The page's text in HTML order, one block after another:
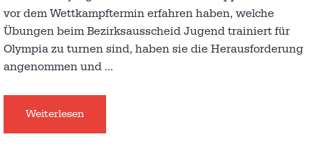
vor dem Wettkampftermin erfahren haben, welche
Übungen beim Bezirksausscheid Jugend trainiert für
Olympia zu turnen sind, haben sie die Herausforderung
angenommen und …
Weiterlesen